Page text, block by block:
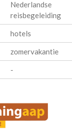
Nederlandse
reisbegeleiding
hotels
zomervakantie
-